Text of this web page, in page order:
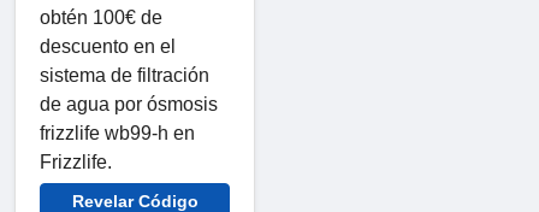
obtén 100€ de
descuento en el
sistema de filtración
de agua por ósmosis
frizzlife wb99-h en
Frizzlife.
Revelar Código